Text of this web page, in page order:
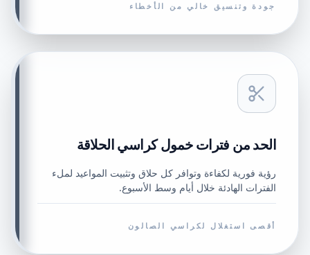
جودة وتنسيق خالي من الأخطاء
الحد من فترات خمول كراسي الحلاقة
رؤية فورية لكفاءة وتوافر كل حلاق وتثبيت المواعيد لملء
الفترات الهادئة خلال أيام وسط الأسبوع.
أقصى استغلال لكراسي الصالون